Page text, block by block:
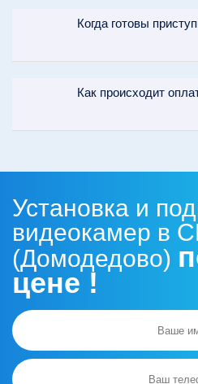
Когда готовы
Как происходит
Установка и
видеокамер в
(Домодедово)
цене !